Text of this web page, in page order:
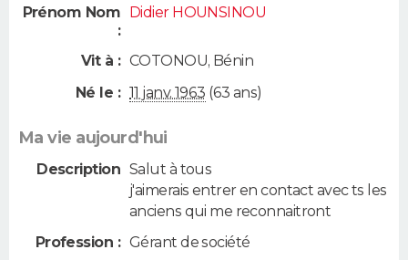
Prénom Nom
:
Didier HOUNSINOU
Vit à : COTONOU, Bénin
Né le : 11 janv. 1963 (63 ans)
Ma vie aujourd'hui
Description Salut à tous
j'aimerais entrer en contact avec ts les
anciens qui me reconnaitront
Profession : Gérant de société